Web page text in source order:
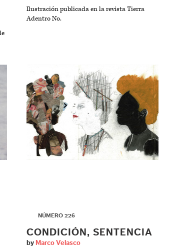
Ilustración publicada en la revista Tierra
Adentro No.
NÚMERO 226
CONDICIÓN, SENTENCIA
by Marco Velasco